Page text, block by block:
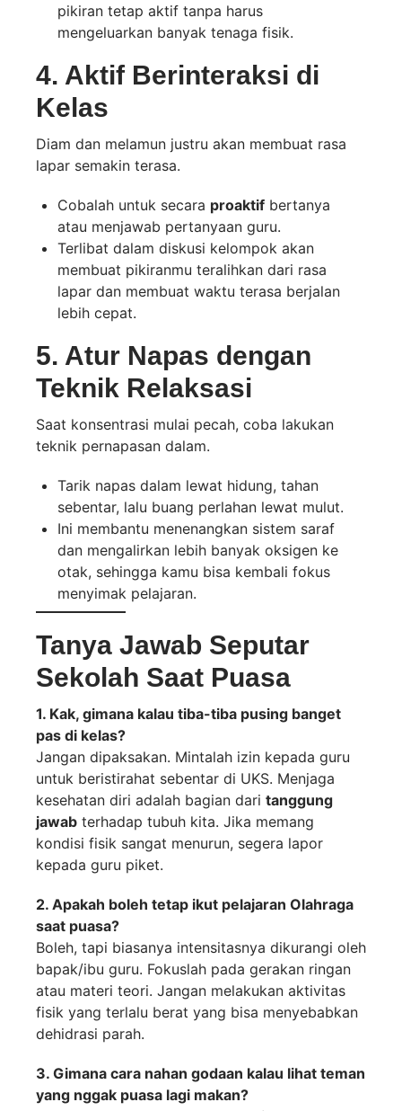
pikiran tetap aktif tanpa harus
mengeluarkan banyak tenaga fisik.
4. Aktif Berinteraksi di
Kelas
Diam dan melamun justru akan membuat rasa
lapar semakin terasa.
Cobalah untuk secara proaktif bertanya
atau menjawab pertanyaan guru.
Terlibat dalam diskusi kelompok akan
membuat pikiranmu teralihkan dari rasa
lapar dan membuat waktu terasa berjalan
lebih cepat.
5. Atur Napas dengan
Teknik Relaksasi
Saat konsentrasi mulai pecah, coba lakukan
teknik pernapasan dalam.
Tarik napas dalam lewat hidung, tahan
sebentar, lalu buang perlahan lewat mulut.
Ini membantu menenangkan sistem saraf
dan mengalirkan lebih banyak oksigen ke
otak, sehingga kamu bisa kembali fokus
menyimak pelajaran.
Tanya Jawab Seputar
Sekolah Saat Puasa
1. Kak, gimana kalau tiba-tiba pusing banget
pas di kelas?
Jangan dipaksakan. Mintalah izin kepada guru
untuk beristirahat sebentar di UKS. Menjaga
kesehatan diri adalah bagian dari tanggung
jawab terhadap tubuh kita. Jika memang
kondisi fisik sangat menurun, segera lapor
kepada guru piket.
2. Apakah boleh tetap ikut pelajaran Olahraga
saat puasa?
Boleh, tapi biasanya intensitasnya dikurangi oleh
bapak/ibu guru. Fokuslah pada gerakan ringan
atau materi teori. Jangan melakukan aktivitas
fisik yang terlalu berat yang bisa menyebabkan
dehidrasi parah.
3. Gimana cara nahan godaan kalau lihat teman
yang nggak puasa lagi makan?